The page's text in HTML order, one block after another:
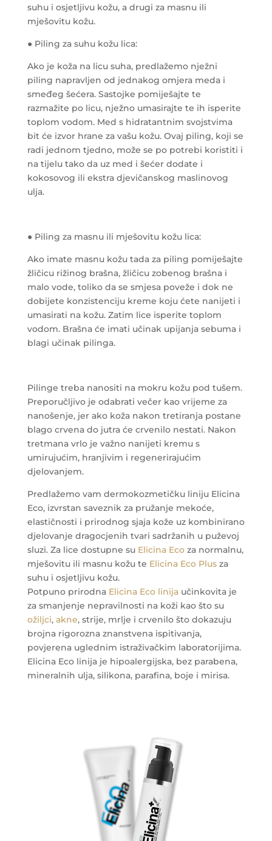
suhu i osjetljivu kožu, a drugi za masnu ili
mješovitu kožu.
● Piling za suhu kožu lica:
Ako je koža na licu suha, predlažemo nježni
piling napravljen od jednakog omjera meda i
smeđeg šećera. Sastojke pomiješajte te
razmažite po licu, nježno umasirajte te ih isperite
toplom vodom. Med s hidratantnim svojstvima
bit će izvor hrane za vašu kožu. Ovaj piling, koji se
radi jednom tjedno, može se po potrebi koristiti i
na tijelu tako da uz med i šećer dodate i
kokosovog ili ekstra djevičanskog maslinovog
ulja.
● Piling za masnu ili mješovitu kožu lica:
Ako imate masnu kožu tada za piling pomiješajte
žličicu rižinog brašna, žličicu zobenog brašna i
malo vode, toliko da se smjesa poveže i dok ne
dobijete konzistenciju kreme koju ćete nanijeti i
umasirati na kožu. Zatim lice isperite toplom
vodom. Brašna će imati učinak upijanja sebuma i
blagi učinak pilinga.
Pilinge treba nanositi na mokru kožu pod tušem.
Preporučljivo je odabrati večer kao vrijeme za
nanošenje, jer ako koža nakon tretiranja postane
blago crvena do jutra će crvenilo nestati. Nakon
tretmana vrlo je važno nanijeti kremu s
umirujućim, hranjivim i regenerirajućim
djelovanjem.
Predlažemo vam dermokozmetičku liniju Elicina
Eco, izvrstan saveznik za pružanje mekoće,
elastičnosti i prirodnog sjaja kože uz kombinirano
djelovanje dragocjenih tvari sadržanih u puževoj
sluzi. Za lice dostupne su Elicina Ecoza normalnu,
mješovitu ili masnu kožu te Elicina Eco Plusza
suhu i osjetljivu kožu.
Potpuno prirodna Elicina Eco linijaučinkovita je
za smanjenje nepravilnosti na koži kao što su
ožiljci, akne, strije, mrlje i crvenilo što dokazuju
brojna rigorozna znanstvena ispitivanja,
povjerena uglednim istraživačkim laboratorijima.
Elicina Eco linija je hipoalergijska, bez parabena,
mineralnih ulja, silikona, parafina, boje i mirisa.